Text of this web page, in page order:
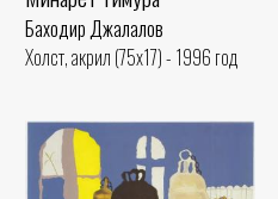
Баходир Джалалов
Холст, акрил (75x17) - 1996 год